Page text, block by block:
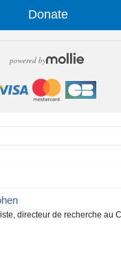
Donate
powered by
directeur de recherche au